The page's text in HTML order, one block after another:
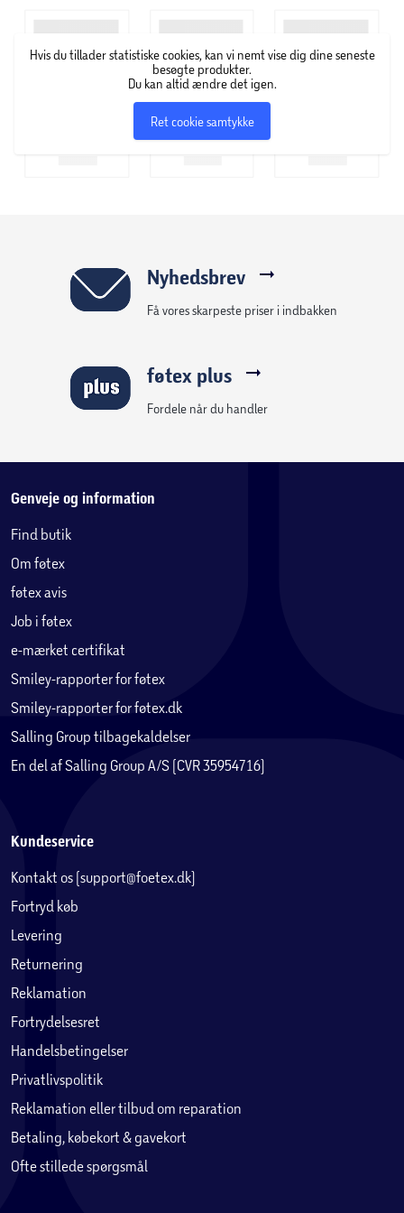
Hvis du tillader statistiske cookies, kan vi nemt vise dig dine seneste
besøgte produkter.
Du kan altid ændre det igen.
Ret cookie samtykke
Nyhedsbrev
Få vores skarpeste priser i indbakken
føtex plus
Fordele når du handler
Genveje og information
Find butik
Om føtex
føtex avis
Job i føtex
e-mærket certifikat
Smiley-rapporter for føtex
Smiley-rapporter for føtex.dk
Salling Group tilbagekaldelser
En del af Salling Group A/S (CVR 35954716)
Kundeservice
Kontakt os (support@foetex.dk)
Fortryd køb
Levering
Returnering
Reklamation
Fortrydelsesret
Handelsbetingelser
Privatlivspolitik
Reklamation eller tilbud om reparation
Betaling, købekort & gavekort
Ofte stillede spørgsmål